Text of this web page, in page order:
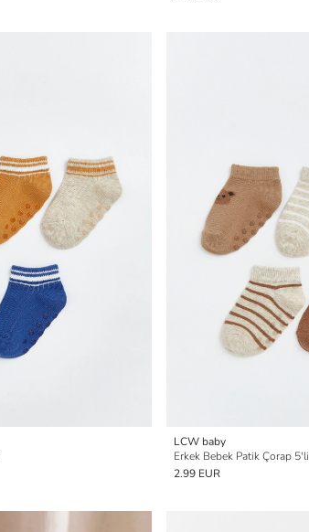
LCW baby
Erkek Bebek Patik Çorap 5'li
2.99 EUR